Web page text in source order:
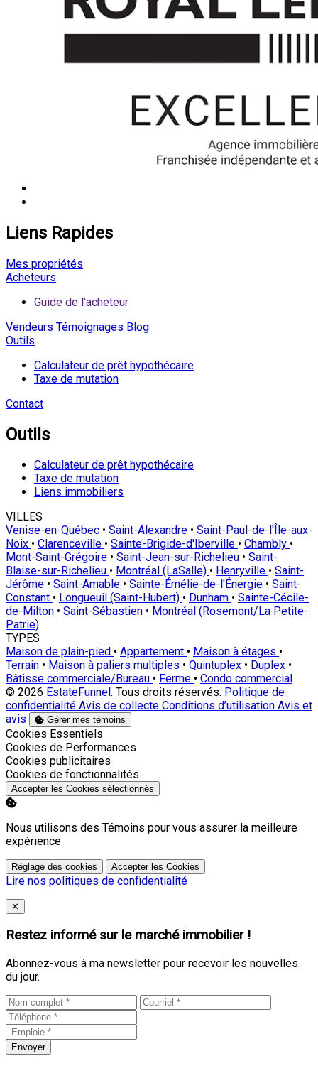
Liens Rapides
Mes propriétés
Acheteurs
Guide de l'acheteur
Vendeurs Témoignages Blog
Outils
Calculateur de prêt hypothécaire
Taxe de mutation
Contact
Outils
Calculateur de prêt hypothécaire
Taxe de mutation
Liens immobiliers
VILLES
Venise-en-Québec • Saint-Alexandre • Saint-Paul-de-l'Île-aux-
Noix • Clarenceville • Sainte-Brigide-d'Iberville • Chambly •
Mont-Saint-Grégoire • Saint-Jean-sur-Richelieu • Saint-
Blaise-sur-Richelieu • Montréal (LaSalle) • Henryville • Saint-
Jérôme • Saint-Amable • Sainte-Émélie-de-l'Énergie • Saint-
Constant • Longueuil (Saint-Hubert) • Dunham • Sainte-Cécile-
de-Milton • Saint-Sébastien • Montréal (Rosemont/La Petite-
Patrie)
TYPES
Maison de plain-pied • Appartement • Maison à étages •
Terrain • Maison à paliers multiples • Quintuplex • Duplex •
Bâtisse commerciale/Bureau • Ferme • Condo commercial
© 2026 EstateFunnel . Tous droits réservés. Politique de
confidentialité Avis de collecte Conditions d’utilisation Avis et
avis
Gérer mes témoins
Activer
Cookies Essentiels
Activer
Cookies de Performances
Activer
Cookies publicitaires
Activer
Cookies de fonctionnalités
Accepter les Cookies sélectionnés
Nous utilisons des Témoins pour vous assurer la meilleure
expérience.
Réglage des cookies Accepter les Cookies
Lire nos politiques de confidentialité
Close
✕
Restez informé sur le marché immobilier !
Abonnez-vous à ma newsletter pour recevoir les nouvelles
du jour.
Envoyer